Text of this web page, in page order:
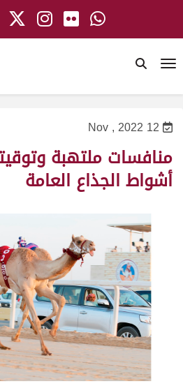
12 Nov , 2022
منافسات ملتهبة
أشواط الجذاع العامة